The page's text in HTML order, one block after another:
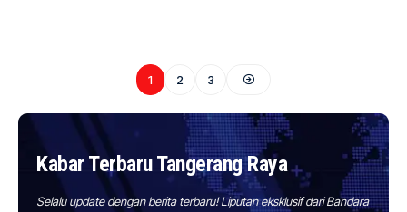
1 2 3
Kabar Terbaru Tangerang Raya
Selalu update dengan berita terbaru! Liputan eksklusif dari Bandara